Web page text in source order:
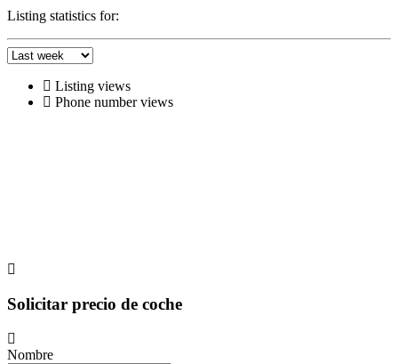
Listing statistics for:
Listing views
Phone number views
Solicitar precio de coche
Nombre